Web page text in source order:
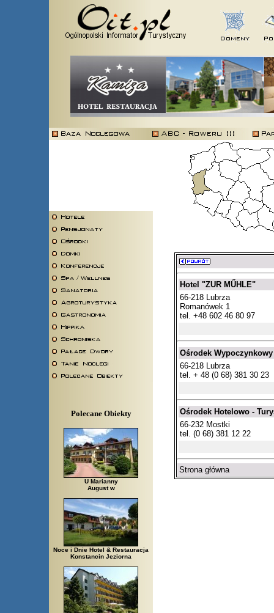
Polecane Obiekty
U Marianny
August w
Noce i Dnie Hotel & Restauracja
Konstancin Jeziorna
Hotel "ZUR MŰHLE"
66-218 Lubrza
Romanówek 1
tel. +48 602 46 80 97
Ośrodek
66-218 Lubrza
tel. + 48 (0 68) 381 30 23
Ośrodek Hotelowo -
66-232 Mostki
tel. (0 68) 381 12 22
Strona główna